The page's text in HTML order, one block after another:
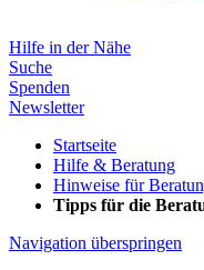
Hilfe in der Nähe
Suche
Spenden
Newsletter
Startseite
Hilfe & Beratung
Hinweise für
Tipps für die
Navigation überspringen